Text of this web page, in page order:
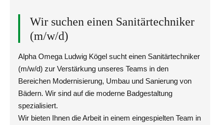
Wir suchen einen Sanitärtechniker
(m/w/d)
Alpha Omega Ludwig Kögel sucht einen Sanitärtechniker
(m/w/d) zur Verstärkung unseres Teams in den
Bereichen Modernisierung, Umbau und Sanierung von
Bädern. Wir sind auf die moderne Badgestaltung
spezialisiert.
Wir bieten Ihnen die Arbeit in einem eingespielten Team in